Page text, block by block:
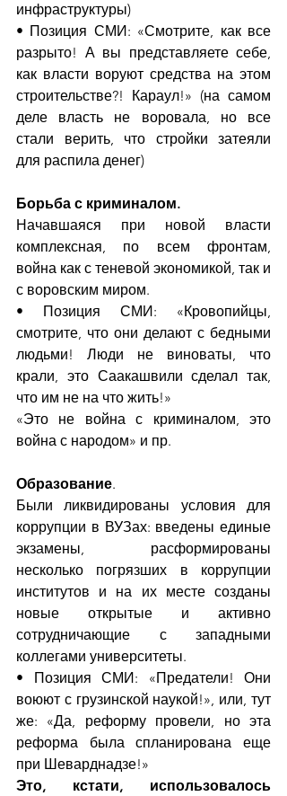
инфраструктуры)
• Позиция СМИ: «Смотрите, как все
разрыто! А вы представляете себе,
как власти воруют средства на этом
строительстве?! Караул!» (на самом
деле власть не воровала, но все
стали верить, что стройки затеяли
для распила денег)
Борьба с криминалом.
Начавшаяся при новой власти
комплексная, по всем фронтам,
война как с теневой экономикой, так и
с воровским миром.
• Позиция СМИ: «Кровопийцы,
смотрите, что они делают с бедными
людьми! Люди не виноваты, что
крали, это Саакашвили сделал так,
что им не на что жить!»
«Это не война с криминалом, это
война с народом» и пр.
Образование.
Были ликвидированы условия для
коррупции в ВУЗах: введены единые
экзамены, расформированы
несколько погрязших в коррупции
институтов и на их месте созданы
новые открытые и активно
сотрудничающие с западными
коллегами университеты.
• Позиция СМИ: «Предатели! Они
воюют с грузинской наукой!», или, тут
же: «Да, реформу провели, но эта
реформа была спланирована еще
при Шеварднадзе!»
Это, кстати, использовалось